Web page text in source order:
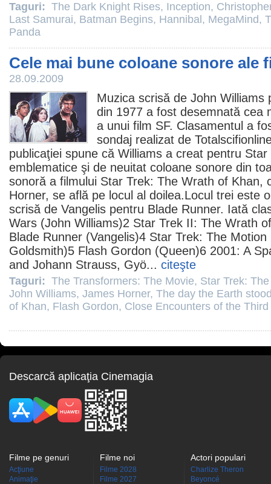
Taguri: The Dark Knight Rises, Inception,
Last Samurai, Batman Begins, Hannibal , MegaMind,
Panda
Cele mai bune coloane sonore ale
28.09.2009
Muzica scrisă de John Williams
din 1977 a fost desemnată cea
a unui film SF. Clasamentul a
sondaj realizat de
publicaţiei spune că Williams a creat pentru
emblematice şi de neuitat coloane sonore din
sonoră a filmului Star Trek: The Wrath of Khan,
Horner, se află pe locul al doilea.Locul trei este
scrisă de Vangelis pentru Blade Runner. Iată
Wars (John Williams)2 Star Trek II: The Wrath
Blade Runner (Vangelis)4 Star Trek: The Motion
Goldsmith)5 Flash Gordon (Queen)6 2001: A
and Johann Strauss, Gyö... citeşte
Taguri: The Transformers: The Movie, Star Trek:
John Williams, James Horner, The day the Earth
of Khan, Flash Gordon, Close Encounters of the
Descarcă aplicaţia Cinemagia
Filme pe genuri
Acţiune
Animaţie
Filme noi
Filme 2028
Filme 2027
Actori populari
Charlize Theron
Beyoncé